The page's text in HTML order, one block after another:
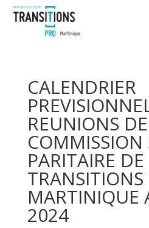
CALENDRIER
REUNIONS
COMMISSION
PARITAIRE DE
TRANSITIONS
MARTINIQUE
2024